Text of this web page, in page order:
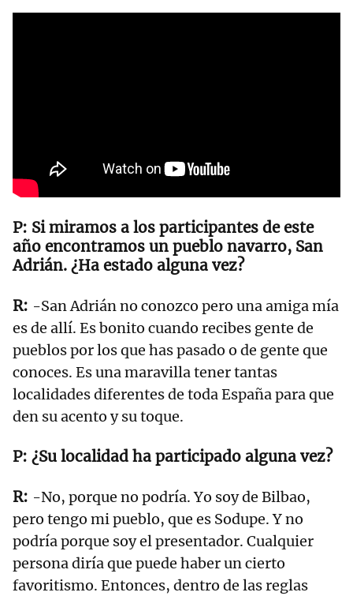
Si miramos a los participantes de este
año encontramos un pueblo navarro, San
Adrián. ¿Ha estado alguna vez?
-San Adrián no conozco pero una amiga mía
es de allí. Es bonito cuando recibes gente de
pueblos por los que has pasado o de gente que
conoces. Es una maravilla tener tantas
localidades diferentes de toda España para que
den su acento y su toque.
¿Su localidad ha participado alguna vez?
-No, porque no podría. Yo soy de Bilbao,
pero tengo mi pueblo, que es Sodupe. Y no
podría porque soy el presentador. Cualquier
persona diría que puede haber un cierto
favoritismo. Entonces, dentro de las reglas